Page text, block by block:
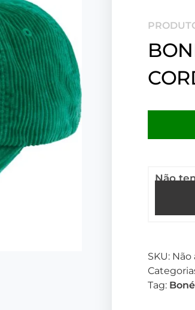
Não
SKU: Não
Tag: Boné